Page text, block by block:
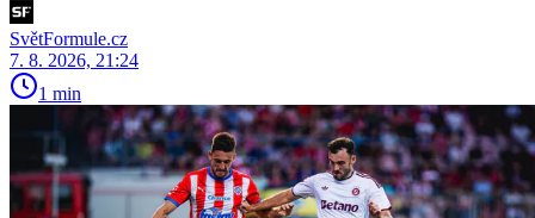
SvětFormule.cz
7. 8. 2026, 21:24
1 min